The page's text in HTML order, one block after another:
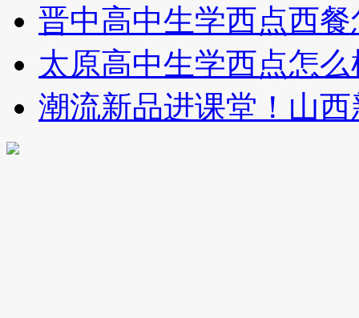
晋中高中生学西点西
太原高中生学西点怎
潮流新品进课堂！山